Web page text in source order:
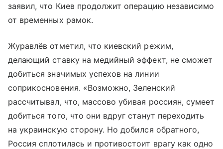
заявил, что Киев продолжит операцию независимо
от временных рамок.
Журавлёв отметил, что киевский режим,
делающий ставку на медийный эффект, не сможет
добиться значимых успехов на линии
соприкосновения. «Возможно, Зеленский
рассчитывал, что, массово убивая россиян, сумеет
добиться того, что они вдруг станут переходить
на украинскую сторону. Но добился обратного,
Россия сплотилась и противостоит врагу как одно